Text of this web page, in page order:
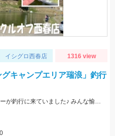
イシグロ西春店 1316 view
キャンプエリア瑞浪」釣行
春休みを利用してたくさんのファミリーが釣行に来ていました♪ みんな愉しそう♪